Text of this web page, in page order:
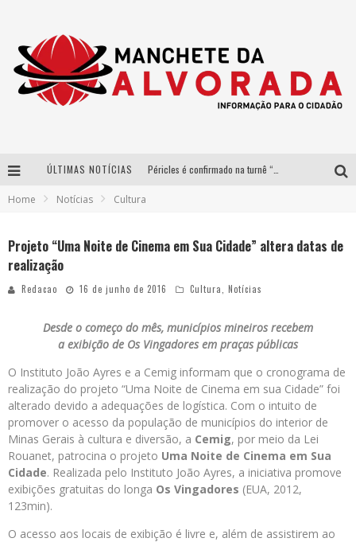
ÚLTIMAS NOTÍCIAS
Home Notícias Cultura
Projeto “Uma Noite de Cinema em Sua Cidade” altera datas de
realização
Redacao 16 de junho de 2016 Cultura Notícias
Desde o começo do mês, municípios mineiros recebem
a exibição de Os Vingadores em praças públicas
O Instituto João Ayres e a Cemig informam que o cronograma de
realização do projeto “Uma Noite de Cinema em sua Cidade” foi
alterado devido a adequações de logística. Com o intuito de
promover o acesso da população de municípios do interior de
Minas Gerais à cultura e diversão, a Cemig, por meio da Lei
Rouanet, patrocina o projeto Uma Noite de Cinema em Sua
Cidade. Realizada pelo Instituto João Ayres, a iniciativa promove
exibições gratuitas do longa Os Vingadores (EUA, 2012,
123min).
O acesso aos locais de exibição é livre e, além de assistirem ao